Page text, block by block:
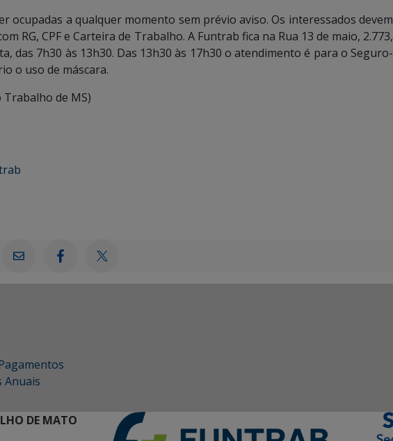
ocupadas a qualquer momento sem prévio aviso. Os interessados devem
RG, CPF e Carteira de Trabalho. A Funtrab fica na Rua 13 de maio, 2.773,
das 7h30 às 13h30. Das 13h30 às 17h30 o atendimento é para o Seguro-
o uso de máscara.
Trabalho de MS)
Anuais
DE MATO